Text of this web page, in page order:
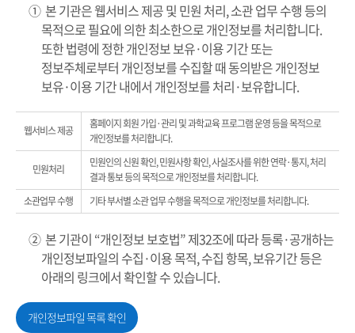
① 본 기관은 웹서비스 제공 및 민원 처리, 소관 업무 수행 등의
목적으로 필요에 의한 최소한으로 개인정보를 처리합니다.
또한 법령에 정한 개인정보 보유·이용 기간 또는
정보주체로부터 개인정보를 수집할 때 동의받은 개인정보
보유·이용 기간 내에서 개인정보를 처리·보유합니다.
웹서비스 제공
홈페이지 회원 가입·관리 및 과학교육 프로그램 운영 등을 목적으로
개인정보를 처리합니다.
민원처리
민원인의 신원 확인, 민원사항 확인, 사실조사를 위한 연락·통지, 처리
결과 통보 등의 목적으로 개인정보를 처리합니다.
소관업무 수행
기타 부서별 소관 업무 수행을 목적으로 개인정보를 처리합니다.
② 본 기관이 “개인정보 보호법” 제32조에 따라 등록·공개하는
개인정보파일의 수집·이용 목적, 수집 항목, 보유기간 등은
아래의 링크에서 확인할 수 있습니다.
개인정보파일 목록 확인